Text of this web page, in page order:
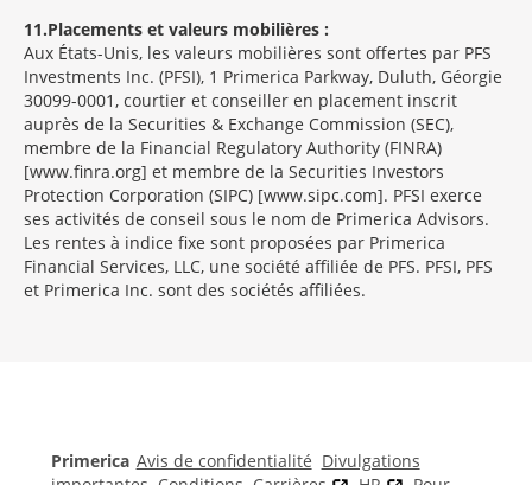
11 Placements et valeurs mobilières :
Aux États-Unis, les valeurs mobilières sont offertes par PFS
Investments Inc. (PFSI), 1 Primerica Parkway, Duluth, Géorgie
30099-0001, courtier et conseiller en placement inscrit
auprès de la Securities & Exchange Commission (SEC),
membre de la Financial Regulatory Authority (FINRA)
[www.finra.org] et membre de la Securities Investors
Protection Corporation (SIPC) [www.sipc.com]. PFSI exerce
ses activités de conseil sous le nom de Primerica Advisors.
Les rentes à indice fixe sont proposées par Primerica
Financial Services, LLC, une société affiliée de PFS. PFSI, PFS
et Primerica Inc. sont des sociétés affiliées.
Primerica Avis de confidentialité Divulgations